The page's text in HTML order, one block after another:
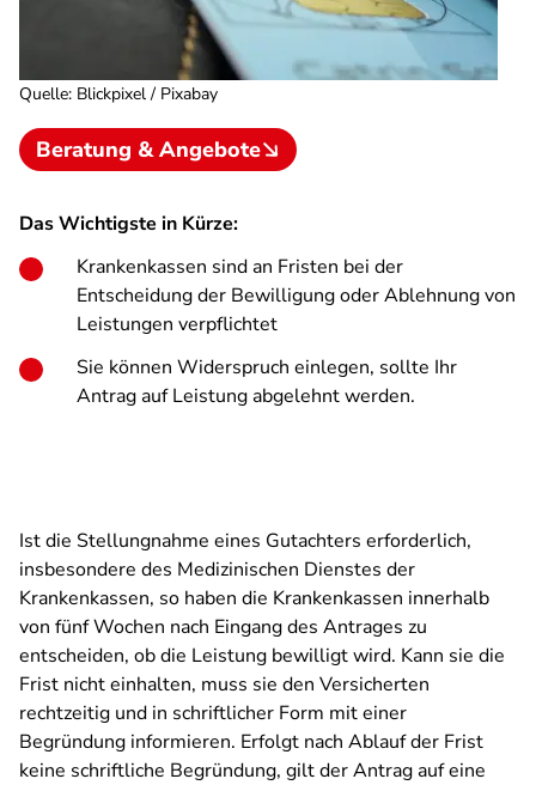
Quelle: Blickpixel / Pixabay
Beratung & Angebote
Das Wichtigste in Kürze:
Krankenkassen sind an Fristen bei der
Entscheidung der Bewilligung oder Ablehnung von
Leistungen verpflichtet
Sie können Widerspruch einlegen, sollte Ihr
Antrag auf Leistung abgelehnt werden.
Ist die Stellungnahme eines Gutachters erforderlich,
insbesondere des Medizinischen Dienstes der
Krankenkassen, so haben die Krankenkassen innerhalb
von fünf Wochen nach Eingang des Antrages zu
entscheiden, ob die Leistung bewilligt wird. Kann sie die
Frist nicht einhalten, muss sie den Versicherten
rechtzeitig und in schriftlicher Form mit einer
Begründung informieren. Erfolgt nach Ablauf der Frist
keine schriftliche Begründung, gilt der Antrag auf eine